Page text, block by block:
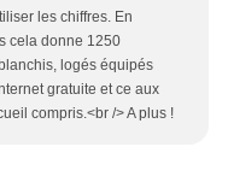
les chiffres. En
cela donne 1250
logés équipés
gratuite et ce aux
compris.<br /> A plus !